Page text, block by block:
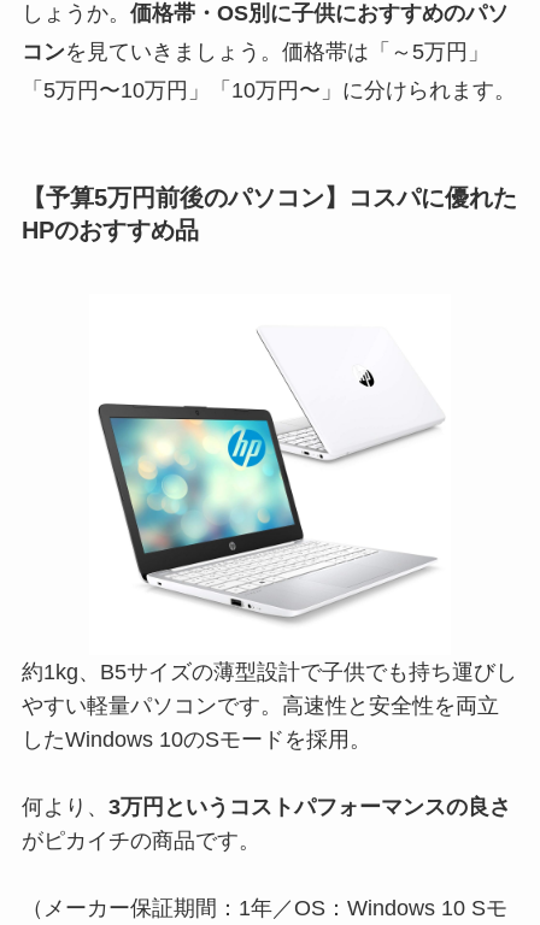
しょうか。 価格帯・OS別に子供におすすめのパソ
コンを見ていきましょう。価格帯は「～5万円」
「5万円〜10万円」「10万円〜」に分けられます。
【予算5万円前後のパソコン】コスパに優れた
HPのおすすめ品
約1kg、B5サイズの薄型設計で子供でも持ち運びし
やすい軽量パソコンです。高速性と安全性を両立
したWindows 10のSモードを採用。
何より、 3万円というコストパフォーマンスの良さ
がピカイチの商品です。
（メーカー保証期間：1年／OS：Windows 10 Sモ